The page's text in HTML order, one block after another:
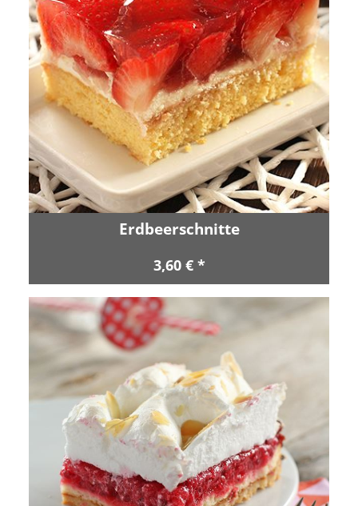
Erdbeerschnitte
3,60 € *